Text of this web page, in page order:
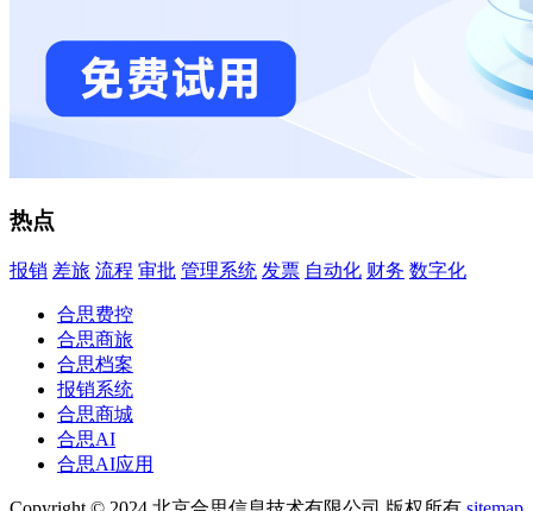
热点
报销 差旅 流程 审批 管理系统 发票 自动化 财务 数字化
合思费控
合思商旅
合思档案
报销系统
合思商城
合思AI
合思AI应用